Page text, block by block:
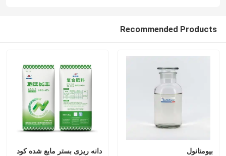
Recommended Products
بیومتانول
دانه ریزی بستر مایع شده کود